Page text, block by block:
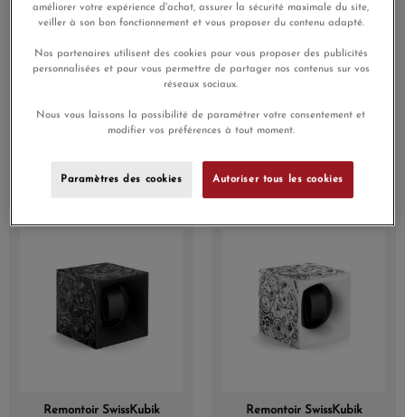
Remontoir SwissKubik
Masterbox Aluminium
720,00 €
Remontoir SwissKubik
StartBox x Daniel Gerard
Remontoir SwissKubik
Remontoir SwissKubik
améliorer votre expérience d'achat, assurer la sécurité maximale du site,
veiller à son bon fonctionnement et vous proposer du contenu adapté.
Nos partenaires utilisent des cookies pour vous proposer des publicités
personnalisées et pour vous permettre de partager nos contenus sur vos
réseaux sociaux.
Nous vous laissons la possibilité de paramétrer votre consentement et
modifier vos préférences à tout moment.
Paramètres des cookies Autoriser tous les cookies